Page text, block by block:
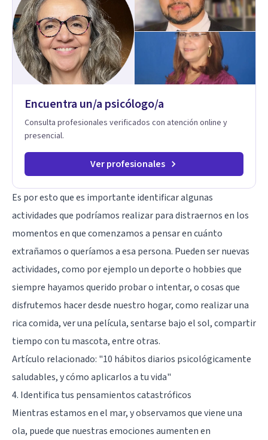
Individual, de Pareja y Familiar: Trabajamos contigo y tus
seres queridos para fortalecer las relaciones y mejorar la
dinámica familiar. Evaluaciones Psicológicas y Terapias
Especializadas: Terapia cognitivo-conductual Terapia de
apoyo Terapia psicodinámica Terapia enfocada en la solución
Terapia de exposición Terapia de juego para niños
Tratamiento de Traumas y Trastornos de Estrés
a superar experiencias traumáticas y mejorar tu calidad de
vida. Tratamiento de Adicciones.
Encuentra un/a psicólogo/a
Consulta profesionales verificados con atención online y
presencial.
Ver profesionales
Es por esto que es importante identificar algunas
actividades que podríamos realizar para distraernos en los
momentos en que comenzamos a pensar en cuánto
extrañamos o queríamos a esa persona. Pueden ser nuevas
actividades, como por ejemplo un deporte o hobbies que
siempre hayamos querido probar o intentar, o cosas que
disfrutemos hacer desde nuestro hogar, como realizar una
rica comida, ver una película, sentarse bajo el sol, compartir
tiempo con tu mascota, entre otras.
Artículo relacionado: "10 hábitos diarios psicológicamente
saludables, y cómo aplicarlos a tu vida"
4. Identifica tus pensamientos catastróficos
Mientras estamos en el mar, y observamos que viene una
ola, puede que nuestras emociones aumenten en